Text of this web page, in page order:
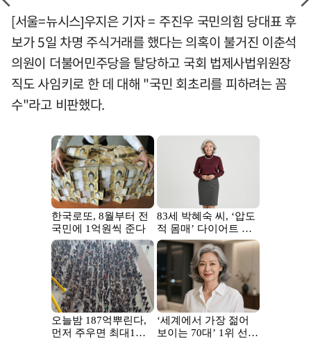
[서울=뉴시스]우지은 기자 = 주진우 국민의힘 당대표 후
보가 5일 차명 주식거래를 했다는 의혹이 불거진 이춘석
의원이 더불어민주당을 탈당하고 국회 법제사법위원장
직도 사임키로 한 데 대해 "국민 회초리를 피하려는 꼼
수"라고 비판했다.